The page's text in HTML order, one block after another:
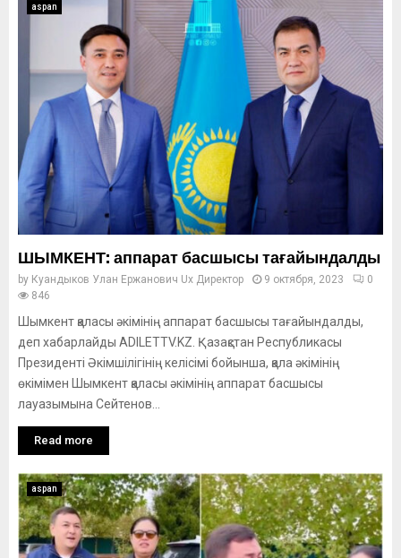
aspan
ШЫМКЕНТ: аппарат басшысы тағайындалды
by Куандыков Улан Ержанович Ux Директор 9 октября, 2023
0
846
Шымкент қаласы әкімінің аппарат басшысы тағайындалды,
деп хабарлайды ADILETTV.KZ. Қазақстан Республикасы
Президенті Әкімшілігінің келісімі бойынша, қала әкімінің
өкімімен Шымкент қаласы әкімінің аппарат басшысы
лауазымына Сейтенов...
Read more
aspan